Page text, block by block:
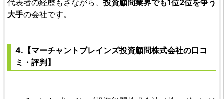
代表者の経歴もさながら、投資顧問業界でも1位2位を争う
大手の会社です。
4.【マーチャントブレインズ投資顧問株式会社の口コ
ミ・評判】